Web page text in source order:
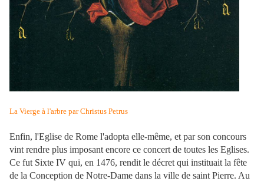
La Vierge à l'arbre par Christus Petrus
Enfin, l'Eglise de Rome l'adopta elle-même, et par son concours
vint rendre plus imposant encore ce concert de toutes les Eglises.
Ce fut Sixte IV qui, en 1476, rendit le décret qui instituait la fête
de la Conception de Notre-Dame dans la ville de saint Pierre. Au